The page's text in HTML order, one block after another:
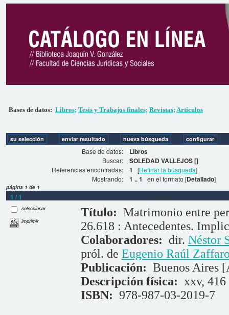
Bases de datos: Libros; Tesis y Trabajos finales; Revistas;Artículos
Base de datos: Libros
Buscar: SOLEDAD VALLEJOS []
Referencias encontradas: 1 [Refinar la búsqueda]
Mostrando:
1 .. 1 en el formato [Detallado]
página 1 de 1
1 / 1 Libros
seleccionar
imprimir
Título: Matrimonio entre
26.618 : Antecedentes.
Colaboradores: dir. Néstor
pról. de Eugenio Raúl
Publicación: Buenos Aires
Descripción física: xxv, 416
ISBN: 978-987-03-2019-7